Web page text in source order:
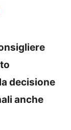
decisione
anche